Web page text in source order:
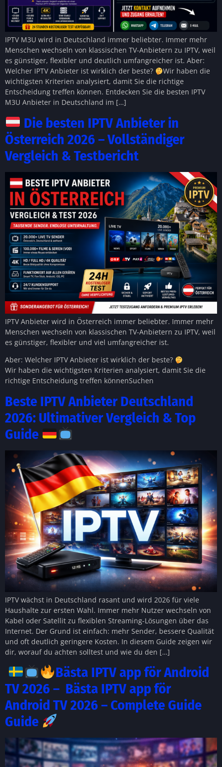
IPTV M3U wird in Deutschland immer beliebter. Immer mehr
Menschen wechseln von klassischen TV-Anbietern zu IPTV, weil
es günstiger, flexibler und deutlich umfangreicher ist. Aber:
Welcher IPTV Anbieter ist wirklich der beste?
Wir haben die
wichtigsten Kriterien analysiert, damit Sie die richtige
Entscheidung treffen können. Entdecken Sie die besten IPTV
M3U Anbieter in Deutschland im […]
Die besten IPTV Anbieter in
Österreich 2026 – Vollständiger
Vergleich & Testbericht
IPTV Anbieter wird in Österreich immer beliebter. Immer mehr
Menschen wechseln von klassischen TV-Anbietern zu IPTV, weil
es günstiger, flexibler und viel umfangreicher ist.
Aber: Welcher IPTV Anbieter ist wirklich der beste?
Wir haben die wichtigsten Kriterien analysiert, damit Sie die
richtige Entscheidung treffen könnenSuchen
Beste IPTV Anbieter Deutschland
2026: Ultimativer Vergleich & Top
Guide
IPTV wächst in Deutschland rasant und wird 2026 für viele
Haushalte zur ersten Wahl. Immer mehr Nutzer wechseln von
Kabel oder Satellit zu flexiblen Streaming-Lösungen über das
Internet. Der Grund ist einfach: mehr Sender, bessere Qualität
und oft deutlich geringere Kosten. In diesem Guide zeigen wir
dir, worauf du achten solltest und wie du den […]
Bästa IPTV app för Android
TV 2026 – Bästa IPTV app för
Android TV 2026 – Complete Guide
Guide